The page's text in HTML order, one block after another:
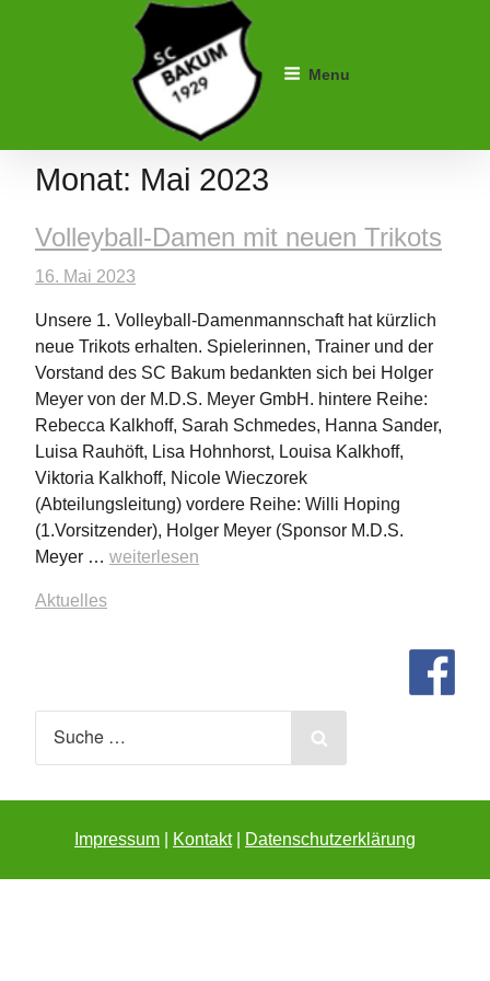
SC Schwarz-Weiß Bakum
Menu
Monat: Mai 2023
Volleyball-Damen mit neuen Trikots
16. Mai 2023
Unsere 1. Volleyball-Damenmannschaft hat kürzlich
neue Trikots erhalten. Spielerinnen, Trainer und der
Vorstand des SC Bakum bedankten sich bei Holger
Meyer von der M.D.S. Meyer GmbH. hintere Reihe:
Rebecca Kalkhoff, Sarah Schmedes, Hanna Sander,
Luisa Rauhöft, Lisa Hohnhorst, Louisa Kalkhoff,
Viktoria Kalkhoff, Nicole Wieczorek
(Abteilungsleitung) vordere Reihe: Willi Hoping
(1.Vorsitzender), Holger Meyer (Sponsor M.D.S.
Meyer … weiterlesen
Aktuelles
for:
Search
Impressum Kontakt Datenschutzerklärung